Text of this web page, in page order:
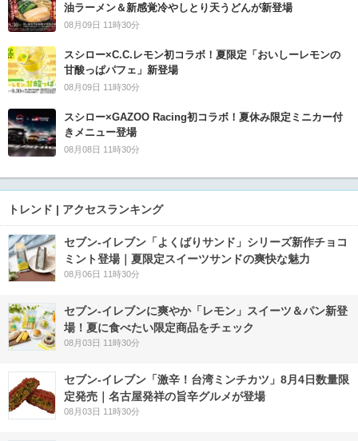
油ラーメン＆新感覚冷やしとり天うどんが新登場
08月09日 11時30分
スシロー×C.C.レモン初コラボ！夏限定「おいしーレモンの
甘酸っぱパフェ」新登場
08月09日 11時30分
スシロー×GAZOO Racing初コラボ！夏休み限定ミニカー付
きメニュー登場
08月08日 11時30分
トレンド | アクセスランキング
セブン‐イレブン「よくばりサンド」シリーズ新作チョコ
ミント登場｜夏限定スイーツサンドの爽快な魅力
08月06日 11時30分
セブン‐イレブンに爽やか「レモン」スイーツ＆パン新登
場！夏に食べたい限定商品をチェック
08月03日 11時30分
セブン-イレブン「激辛！台湾ミンチカツ」8月4日数量限
定発売｜名古屋発祥の旨辛グルメが登場
08月03日 11時30分